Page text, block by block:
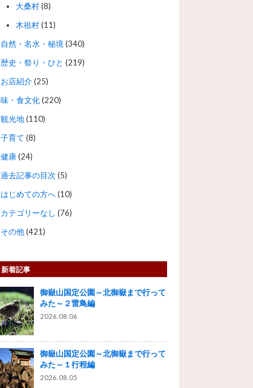
大桑村(8)
木祖村(11)
自然・名水・秘境(340)
歴史・祭り・ひと (219)
お店紹介(25)
味・食文化(220)
観光地(110)
子育て (8)
健康(24)
過去記事の目次 (5)
はじめての方へ(10)
カテゴリーなし (76)
その他(421)
新着記事
御嶽山国定公園～北御嶽まで行って
みた～２雷鳥編
2026.08.06
御嶽山国定公園～北御嶽まで行って
みた～１行程編
2026.08.05